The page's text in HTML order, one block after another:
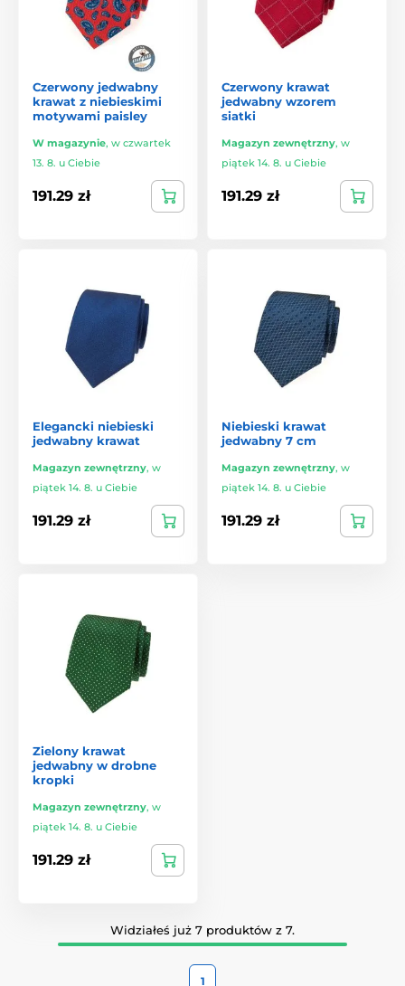
Czerwony jedwabny
krawat z niebieskimi
motywami paisley
W magazynie, w czwartek
13. 8. u Ciebie
191.29 zł
Czerwony krawat
jedwabny wzorem
siatki
Magazyn zewnętrzny, w
piątek 14. 8. u Ciebie
191.29 zł
Elegancki niebieski
jedwabny krawat
Magazyn zewnętrzny, w
piątek 14. 8. u Ciebie
191.29 zł
Niebieski krawat
jedwabny 7 cm
Magazyn zewnętrzny, w
piątek 14. 8. u Ciebie
191.29 zł
Zielony krawat
jedwabny w drobne
kropki
Magazyn zewnętrzny, w
piątek 14. 8. u Ciebie
191.29 zł
Widziałeś już 7 produktów z 7.
1